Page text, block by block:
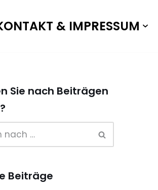
& IMPRESSUM
Sie nach Beiträgen
Beiträge